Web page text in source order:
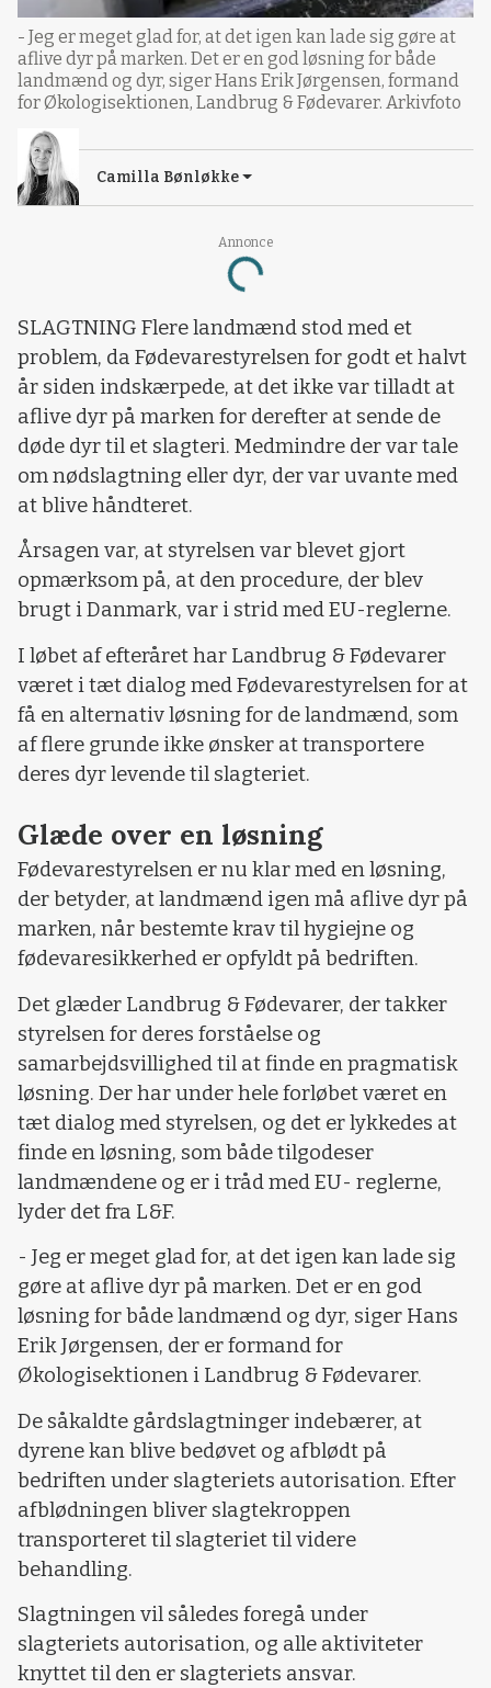
Annonce
Loading...
- Jeg er meget glad for, at det igen kan lade sig gøre at
aflive dyr på marken. Det er en god løsning for både
landmænd og dyr, siger Hans Erik Jørgensen, formand
for Økologisektionen, Landbrug & Fødevarer. Arkivfoto
Camilla Bønløkke
SLAGTNING Flere landmænd stod med et
problem, da Fødevarestyrelsen for godt et halvt
år siden indskærpede, at det ikke var tilladt at
aflive dyr på marken for derefter at sende de
døde dyr til et slagteri. Medmindre der var tale
om nødslagtning eller dyr, der var uvante med
at blive håndteret.
Årsagen var, at styrelsen var blevet gjort
opmærksom på, at den procedure, der blev
brugt i Danmark, var i strid med EU-reglerne.
I løbet af efteråret har Landbrug & Fødevarer
været i tæt dialog med Fødevarestyrelsen for at
få en alternativ løsning for de landmænd, som
af flere grunde ikke ønsker at transportere
deres dyr levende til slagteriet.
Glæde over en løsning
Fødevarestyrelsen er nu klar med en løsning,
der betyder, at landmænd igen må aflive dyr på
marken, når bestemte krav til hygiejne og
fødevaresikkerhed er opfyldt på bedriften.
Det glæder Landbrug & Fødevarer, der takker
styrelsen for deres forståelse og
samarbejdsvillighed til at finde en pragmatisk
løsning. Der har under hele forløbet været en
tæt dialog med styrelsen, og det er lykkedes at
finde en løsning, som både tilgodeser
landmændene og er i tråd med EU- reglerne,
lyder det fra L&F.
- Jeg er meget glad for, at det igen kan lade sig
gøre at aflive dyr på marken. Det er en god
løsning for både landmænd og dyr, siger Hans
Erik Jørgensen, der er formand for
Økologisektionen i Landbrug & Fødevarer.
De såkaldte gårdslagtninger indebærer, at
dyrene kan blive bedøvet og afblødt på
bedriften under slagteriets autorisation. Efter
afblødningen bliver slagtekroppen
transporteret til slagteriet til videre
behandling.
Slagtningen vil således foregå under
slagteriets autorisation, og alle aktiviteter
knyttet til den er slagteriets ansvar.